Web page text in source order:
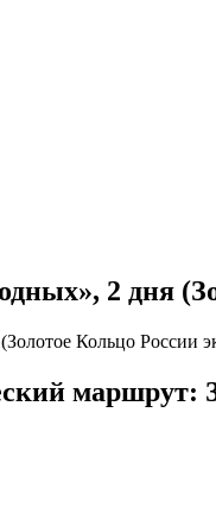
2 дня
Кольцо России
маршрут: